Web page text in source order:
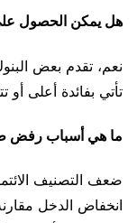
هل يمكن الحصول
نعم، تقدم بعض
تأتي بفائدة أعلى
ما هي أسباب رفض
ضعف التصنيف
انخفاض الدخل